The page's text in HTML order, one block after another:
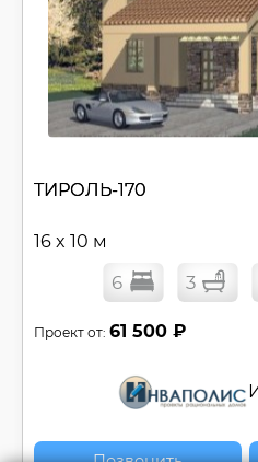
ТИРОЛЬ-170
16 x 10 м
6 3
Проект от: 61 500 ₽